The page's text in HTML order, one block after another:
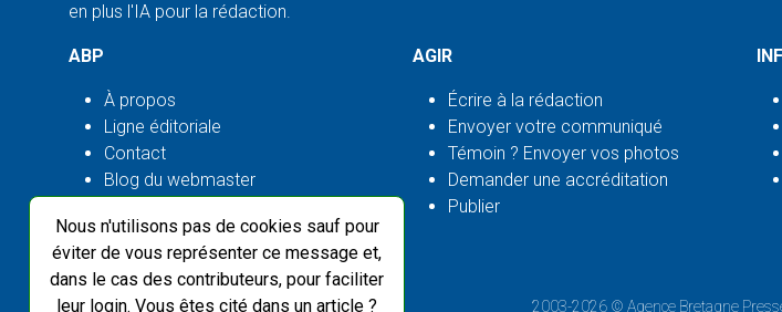
Nous n'utilisons pas de cookies sauf pour
éviter de vous représenter ce message et,
dans le cas des contributeurs, pour faciliter
leur login. Vous êtes cité dans un article ?
en plus l'IA pour la rédaction.
ABP
À propos
Ligne éditoriale
Contact
Blog du webmaster
AGIR
Écrire à la rédaction
Envoyer votre communiqué
Témoin ? Envoyer vos photos
Demander une accréditation
Publier
2003-2026 © Agence Bretagne